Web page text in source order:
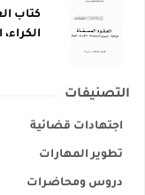
كتاب
الكراء،
التصنيفات
اجتهادات قضائية
تطوير المهارات
دروس ومحاضرات